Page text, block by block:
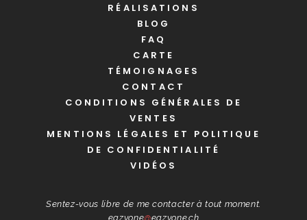
RÉALISATIONS
BLOG
FAQ
CARTE
TÉMOIGNAGES
CONTACT
CONDITIONS GÉNÉRALES DE
VENTES
MENTIONS LÉGALES ET POLITIQUE
DE CONFIDENTIALITÉ
VIDÉOS
Sentez-vous libre de me contacter à tout moment.
eazyone@eazyone.ch